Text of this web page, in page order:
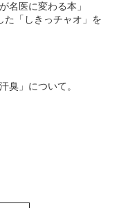
名医に変わる本」
た「しきっチャオ」を
」について。